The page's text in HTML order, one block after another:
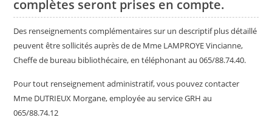
complètes seront prises en compte.
Des renseignements complémentaires sur un descriptif plus détaillé
peuvent être sollicités auprès de de Mme LAMPROYE Vincianne,
Cheffe de bureau bibliothécaire, en téléphonant au 065/88.74.40.
Pour tout renseignement administratif, vous pouvez contacter
Mme DUTRIEUX Morgane, employée au service GRH au
065/88.74.12